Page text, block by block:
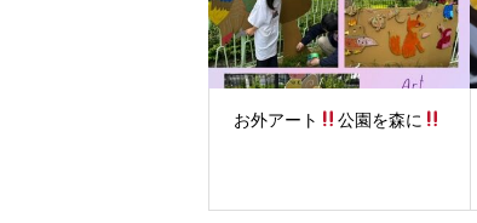
お外アート 公園を森に